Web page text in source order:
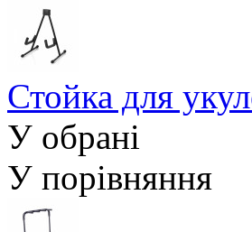
Стойка для
У обрані
У порівняння